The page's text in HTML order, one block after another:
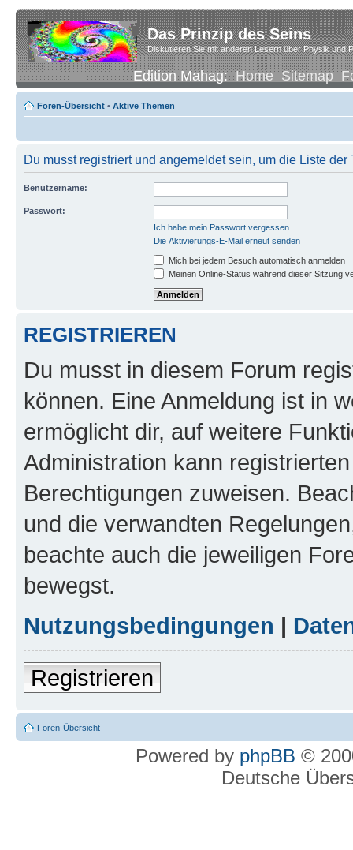
Das Prinzip des Seins
Diskutieren Sie mit anderen Lesern über Physik und
Edition Mahag:Home Sitemap
Foren-Übersicht • Aktive Themen
Du musst registriert und angemeldet sein, um die Liste
Benutzername:
Passwort:
Ich habe mein Passwort vergessen
Die Aktivierungs-E-Mail erneut senden
Mich bei jedem Besuch automatisch anmelden
Meinen Online-Status während dieser Sitzung
REGISTRIEREN
Du musst in diesem Forum
können. Eine Anmeldung ist in
ermöglicht dir, auf weitere
Administration kann
Berechtigungen zuweisen.
und die verwandten
beachte auch die jeweiligen
bewegst.
Nutzungsbedingungen |
Registrieren
Foren-Übersicht
Powered by phpBB ©
Deutsche